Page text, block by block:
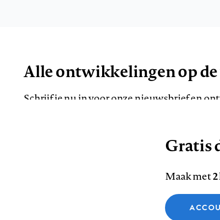
Alle ontwikkelingen op de
Schrijf je nu in voor onze nieuwsbrief en
Gratis
Maak met
Functionele cookies
Analytische cookies